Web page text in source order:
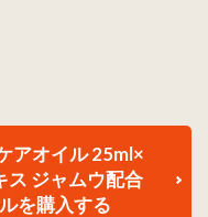
アオイル 25ml×
ス ジャムウ配合
を購入する